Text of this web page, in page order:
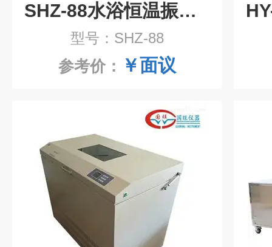
SHZ-88水浴恒温振荡器
型号：SHZ-88
参考价： ￥面议